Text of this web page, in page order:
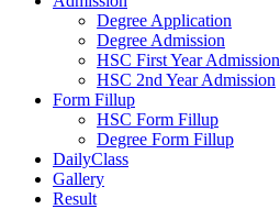
Degree Application
Degree Admission
HSC First Year Admission
HSC 2nd Year Admission
Form Fillup
HSC Form Fillup
Degree Form Fillup
DailyClass
Gallery
Result